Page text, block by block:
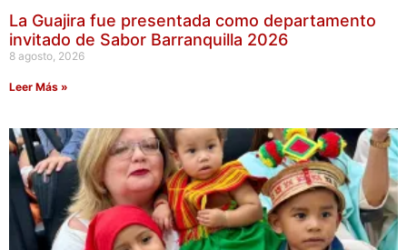
La Guajira fue presentada como departamento
invitado de Sabor Barranquilla 2026
8 agosto, 2026
Leer Más »